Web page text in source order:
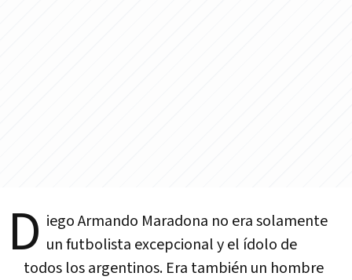
D iego Armando Maradona no era solamente
un futbolista excepcional y el ídolo de
todos los argentinos. Era también un hombre